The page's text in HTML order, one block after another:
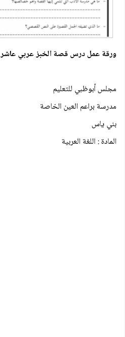
ورقة عمل درس قصة الخبز عربي عاشر
مجلس أبوظبي للتعليم
مدرسة براعم العين الخاصة
بني ياس
المادة : اللغة العربية